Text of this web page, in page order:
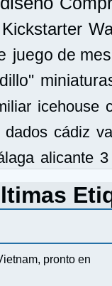
Kickstarter
juego de
icehouse
dados cádiz
alicante
pronto en